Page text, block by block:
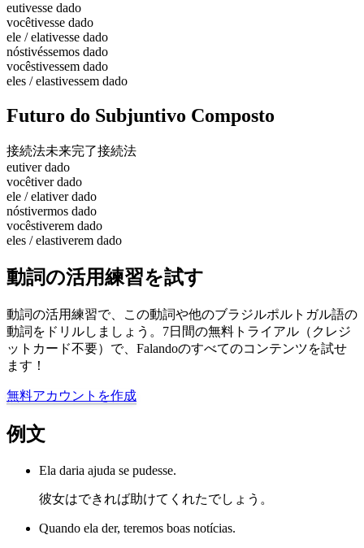
eutivesse dado
vocêtivesse dado
ele / elativesse dado
nóstivéssemos dado
vocêstivessem dado
eles / elastivessem dado
Futuro do Subjuntivo Composto
接続法未来完了接続法
eutiver dado
vocêtiver dado
ele / elativer dado
nóstivermos dado
vocêstiverem dado
eles / elastiverem dado
動詞の活用練習を試す
動詞の活用練習で、この動詞や他のブラジルポルトガル語の
動詞をドリルしましょう。7日間の無料トライアル（クレジ
ットカード不要）で、Falandoのすべてのコンテンツを試せ
ます！
無料アカウントを作成
例文
Ela daria ajuda se pudesse.
彼女はできれば助けてくれたでしょう。
Quando ela der, teremos boas notícias.